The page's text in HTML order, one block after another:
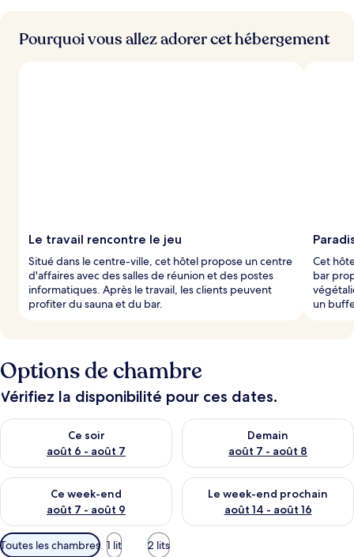
Pourquoi vous allez adorer cet hébergement
Le travail rencontre le jeu
Situé dans le centre-ville, cet hôtel propose un centre
d'affaires avec des salles de réunion et des postes
informatiques. Après le travail, les clients peuvent
profiter du sauna et du bar.
Cet
bar
un
Options de chambre
Vérifiez la disponibilité pour ces dates.
Ce soir
août 6 - août 7
Vérifier la disponibilité pour ce soir août 6 - août 7
Demain
août 7 - août 8
Vérifier la disponibilité pour
Ce week-end
août 7 - août 9
Vérifier la disponibilité pour ce week-end août 7 - août 9
Le week-end prochain
août 14 - août 16
Vérifier la disponibilité pour
Filtres
Toutes les chambres 1 lit 2 lits